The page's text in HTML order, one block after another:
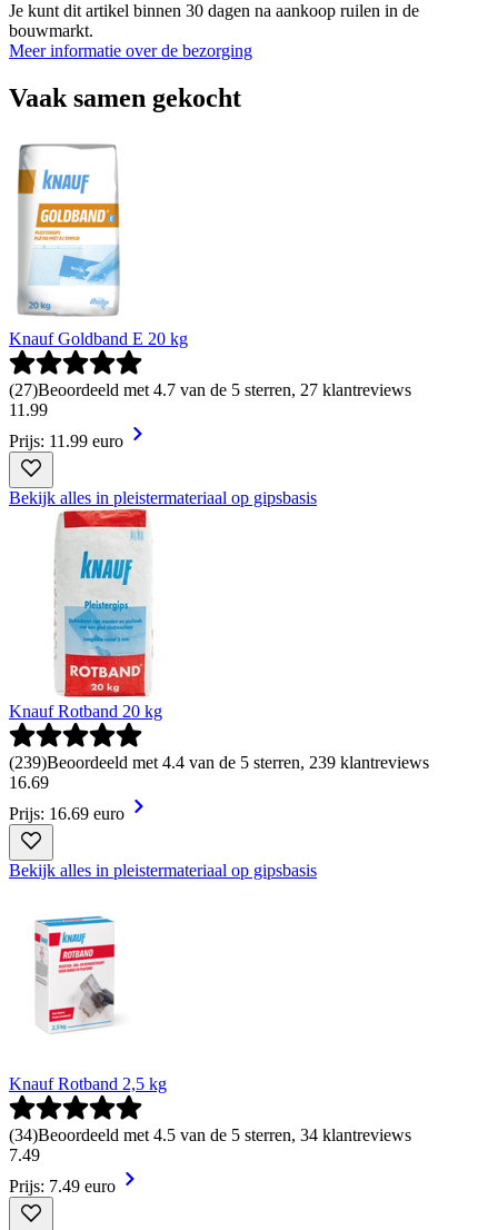
Je kunt dit artikel binnen 30 dagen na aankoop ruilen in de
bouwmarkt.
Meer informatie over de bezorging
Vaak samen gekocht
Knauf Goldband E 20 kg
(27)Beoordeeld met 4.7 van de 5 sterren, 27 klantreviews
11 .99
Prijs: 11.99 euro
Bekijk alles in pleistermateriaal op gipsbasis
Knauf Rotband 20 kg
(239)Beoordeeld met 4.4 van de 5 sterren, 239 klantreviews
16.69
Prijs: 16.69 euro
Bekijk alles in pleistermateriaal op gipsbasis
Knauf Rotband 2,5 kg
(34)Beoordeeld met 4.5 van de 5 sterren, 34 klantreviews
7.49
Prijs: 7.49 euro